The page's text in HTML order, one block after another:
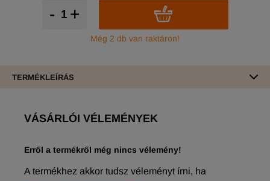
+
-
Még 2 db van raktáron!
TERMÉKLEÍRÁS
VÁSÁRLÓI VÉLEMÉNYEK
Erről a termékről még nincs vélemény!
A termékhez akkor tudsz véleményt írni, ha